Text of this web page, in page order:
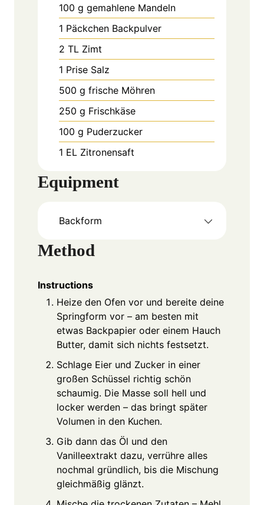
100 g gemahlene Mandeln
1 Päckchen Backpulver
2 TL Zimt
1 Prise Salz
500 g frische Möhren
250 g Frischkäse
100 g Puderzucker
1 EL Zitronensaft
Equipment
Backform
Method
Instructions
Heize den Ofen vor und bereite deine
Springform vor – am besten mit
etwas Backpapier oder einem Hauch
Butter, damit sich nichts festsetzt.
Schlage Eier und Zucker in einer
großen Schüssel richtig schön
schaumig. Die Masse soll hell und
locker werden – das bringt später
Volumen in den Kuchen.
Gib dann das Öl und den
Vanilleextrakt dazu, verrühre alles
nochmal gründlich, bis die Mischung
gleichmäßig glänzt.